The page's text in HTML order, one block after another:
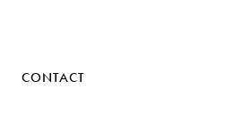
CONTACT